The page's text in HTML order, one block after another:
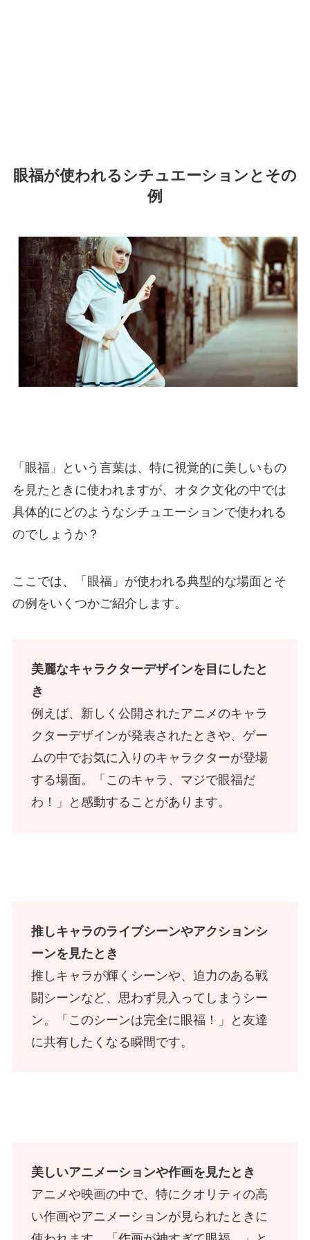
眼福が使われるシチュエーションとその
例
「眼福」という言葉は、特に視覚的に美しいもの
を見たときに使われますが、オタク文化の中では
具体的にどのようなシチュエーションで使われる
のでしょうか？
ここでは、「眼福」が使われる典型的な場面とそ
の例をいくつかご紹介します。
美麗なキャラクターデザインを目にしたと
き
例えば、新しく公開されたアニメのキャラ
クターデザインが発表されたときや、ゲー
ムの中でお気に入りのキャラクターが登場
する場面。「このキャラ、マジで眼福だ
わ！」と感動することがあります。
推しキャラのライブシーンやアクションシ
ーンを見たとき
推しキャラが輝くシーンや、迫力のある戦
闘シーンなど、思わず見入ってしまうシー
ン。「このシーンは完全に眼福！」と友達
に共有したくなる瞬間です。
美しいアニメーションや作画を見たとき
アニメや映画の中で、特にクオリティの高
い作画やアニメーションが見られたときに